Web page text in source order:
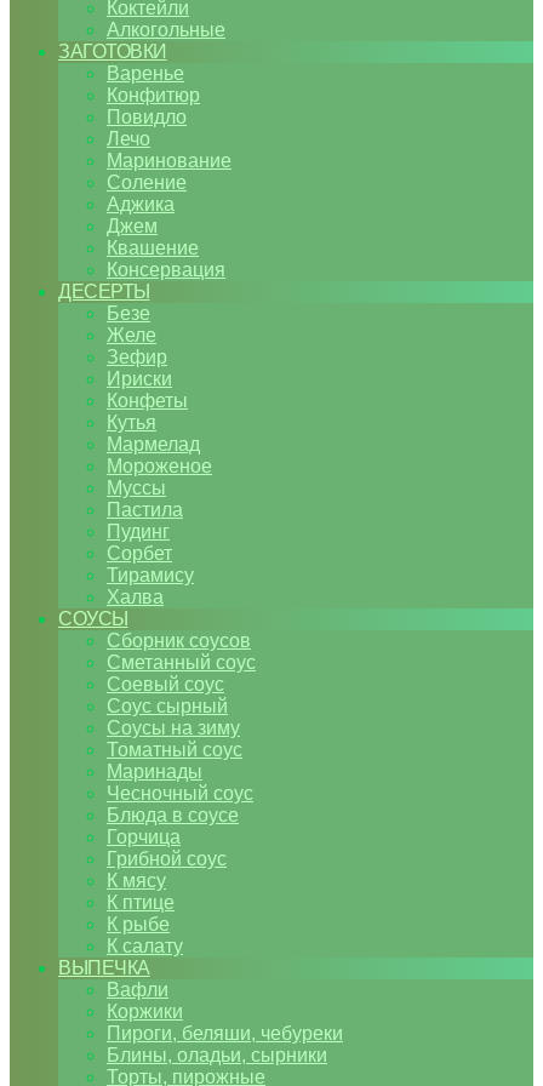
Коктейли
Алкогольные
ЗАГОТОВКИ
Варенье
Конфитюр
Повидло
Лечо
Маринование
Соление
Аджика
Джем
Квашение
Консервация
ДЕСЕРТЫ
Безе
Желе
Зефир
Ириски
Конфеты
Кутья
Мармелад
Мороженое
Муссы
Пастила
Пудинг
Сорбет
Тирамису
Халва
СОУСЫ
Сборник соусов
Сметанный соус
Соевый соус
Соус сырный
Соусы на зиму
Томатный соус
Маринады
Чесночный соус
Блюда в соусе
Горчица
Грибной соус
К мясу
К птице
К рыбе
К салату
ВЫПЕЧКА
Вафли
Коржики
Пироги, беляши, чебуреки
Блины, оладьи, сырники
Торты, пирожные